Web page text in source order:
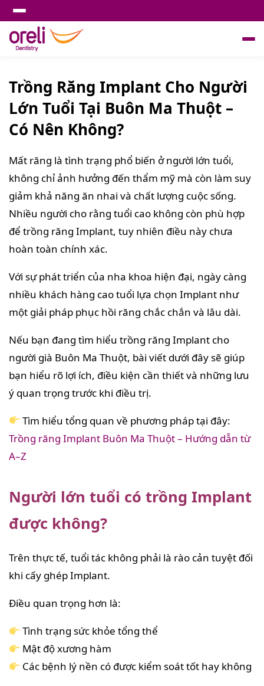
Trồng Răng Implant Cho Người
Lớn Tuổi Tại Buôn Ma Thuột –
Có Nên Không?
Mất răng là tình trạng phổ biến ở người lớn tuổi,
không chỉ ảnh hưởng đến thẩm mỹ mà còn làm suy
giảm khả năng ăn nhai và chất lượng cuộc sống.
Nhiều người cho rằng tuổi cao không còn phù hợp
để trồng răng Implant, tuy nhiên điều này chưa
hoàn toàn chính xác.
Với sự phát triển của nha khoa hiện đại, ngày càng
nhiều khách hàng cao tuổi lựa chọn Implant như
một giải pháp phục hồi răng chắc chắn và lâu dài.
Nếu bạn đang tìm hiểu trồng răng Implant cho
người già Buôn Ma Thuột, bài viết dưới đây sẽ giúp
bạn hiểu rõ lợi ích, điều kiện cần thiết và những lưu
ý quan trọng trước khi điều trị.
Tìm hiểu tổng quan về phương pháp tại đây:
Trồng răng Implant Buôn Ma Thuột – Hướng dẫn từ
A–Z
Người lớn tuổi có trồng Implant
được không?
Trên thực tế, tuổi tác không phải là rào cản tuyệt đối
khi cấy ghép Implant.
Điều quan trọng hơn là:
Tình trạng sức khỏe tổng thể
Mật độ xương hàm
Các bệnh lý nền có được kiểm soát tốt hay không